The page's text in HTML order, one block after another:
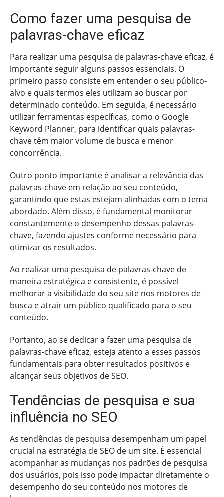
Como fazer uma pesquisa de
palavras-chave eficaz
Para realizar uma pesquisa de palavras-chave eficaz, é
importante seguir alguns passos essenciais. O
primeiro passo consiste em entender o seu público-
alvo e quais termos eles utilizam ao buscar por
determinado conteúdo. Em seguida, é necessário
utilizar ferramentas específicas, como o Google
Keyword Planner, para identificar quais palavras-
chave têm maior volume de busca e menor
concorrência.
Outro ponto importante é analisar a relevância das
palavras-chave em relação ao seu conteúdo,
garantindo que estas estejam alinhadas com o tema
abordado. Além disso, é fundamental monitorar
constantemente o desempenho dessas palavras-
chave, fazendo ajustes conforme necessário para
otimizar os resultados.
Ao realizar uma pesquisa de palavras-chave de
maneira estratégica e consistente, é possível
melhorar a visibilidade do seu site nos motores de
busca e atrair um público qualificado para o seu
conteúdo.
Portanto, ao se dedicar a fazer uma pesquisa de
palavras-chave eficaz, esteja atento a esses passos
fundamentais para obter resultados positivos e
alcançar seus objetivos de SEO.
Tendências de pesquisa e sua
influência no SEO
As tendências de pesquisa desempenham um papel
crucial na estratégia de SEO de um site. É essencial
acompanhar as mudanças nos padrões de pesquisa
dos usuários, pois isso pode impactar diretamente o
desempenho do seu conteúdo nos motores de